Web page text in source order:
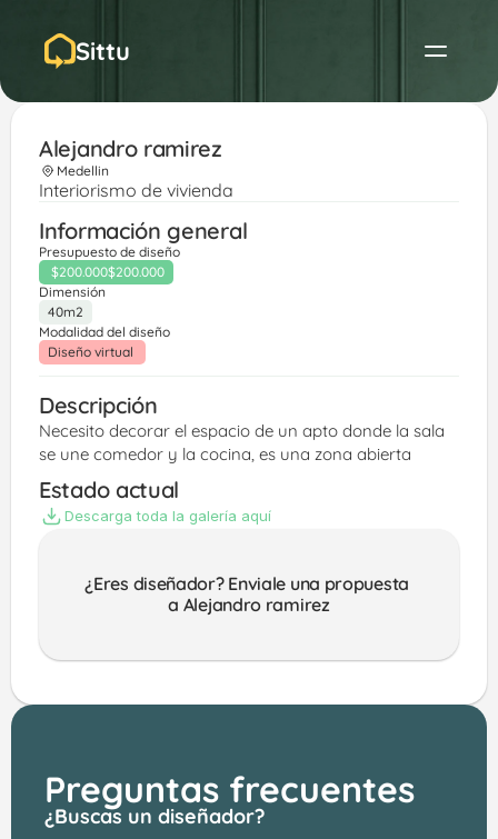
Sittu
Alejandro ramirez
Medellin
Interiorismo de vivienda
Información general
Presupuesto de diseño
$200.000$200.000
Dimensión
40m2
Modalidad del diseño
Diseño virtual
Descripción
Necesito decorar el espacio de un apto donde la sala
se une comedor y la cocina, es una zona abierta
Estado actual
Descarga toda la galería aquí
¿Eres diseñador? Enviale una propuesta
a Alejandro ramirez
Preguntas frecuentes
¿Buscas un diseñador?